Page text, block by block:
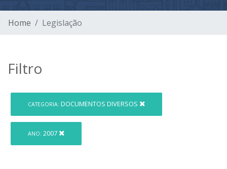
Home Legislação
Filtro
CATEGORIA: DOCUMENTOS DIVERSOS
ANO: 2007